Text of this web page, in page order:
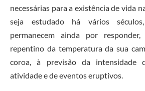
necessárias para a existência de vida
seja estudado há vários
permanecem ainda por
repentino da temperatura da sua
coroa, à previsão da intensidade
atividade e de eventos eruptivos.